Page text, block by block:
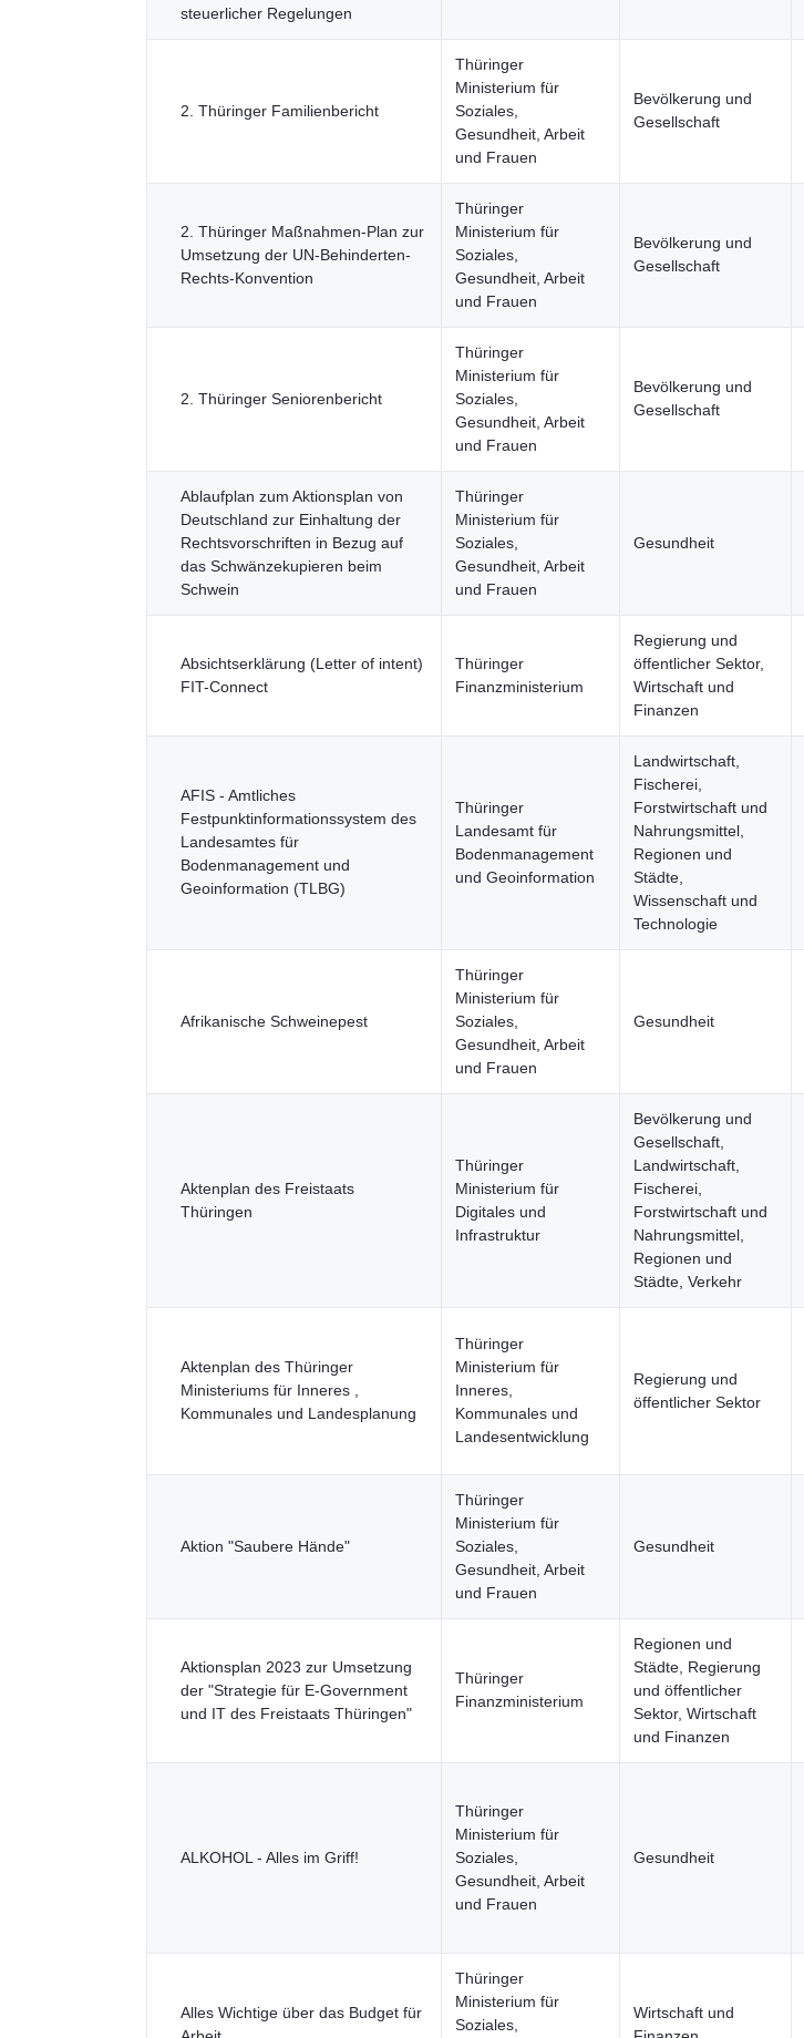
steuerlicher Regelungen
2. Thüringer Familienbericht
Thüringer
Ministerium für
Soziales,
Gesundheit, Arbeit
und Frauen
Bevölkerung und
Gesellschaft
2. Thüringer Maßnahmen-Plan zur
Umsetzung der UN-Behinderten-
Rechts-Konvention
Thüringer
Ministerium für
Soziales,
Gesundheit, Arbeit
und Frauen
Bevölkerung und
Gesellschaft
2. Thüringer Seniorenbericht
Thüringer
Ministerium für
Soziales,
Gesundheit, Arbeit
und Frauen
Bevölkerung und
Gesellschaft
Ablaufplan zum Aktionsplan von
Deutschland zur Einhaltung der
Rechtsvorschriften in Bezug auf
das Schwänzekupieren beim
Schwein
Thüringer
Ministerium für
Soziales,
Gesundheit, Arbeit
und Frauen
Gesundheit
Absichtserklärung (Letter of intent)
FIT-Connect
Thüringer
Finanzministerium
Regierung und
öffentlicher Sektor,
Wirtschaft und
Finanzen
AFIS - Amtliches
Festpunktinformationssystem des
Landesamtes für
Bodenmanagement und
Geoinformation (TLBG)
Thüringer
Landesamt für
Bodenmanagement
und Geoinformation
Landwirtschaft,
Fischerei,
Forstwirtschaft und
Nahrungsmittel,
Regionen und
Städte,
Wissenschaft und
Technologie
Afrikanische Schweinepest
Thüringer
Ministerium für
Soziales,
Gesundheit, Arbeit
und Frauen
Gesundheit
Aktenplan des Freistaats
Thüringen
Thüringer
Ministerium für
Digitales und
Infrastruktur
Bevölkerung und
Gesellschaft,
Landwirtschaft,
Fischerei,
Forstwirtschaft und
Nahrungsmittel,
Regionen und
Städte, Verkehr
Aktenplan des Thüringer
Ministeriums für Inneres ,
Kommunales und Landesplanung
Thüringer
Ministerium für
Inneres,
Kommunales und
Landesentwicklung
Regierung und
öffentlicher Sektor
Aktion "Saubere Hände"
Thüringer
Ministerium für
Soziales,
Gesundheit, Arbeit
und Frauen
Gesundheit
Aktionsplan 2023 zur Umsetzung
der "Strategie für E-Government
und IT des Freistaats Thüringen"
Thüringer
Finanzministerium
Regionen und
Städte, Regierung
und öffentlicher
Sektor, Wirtschaft
und Finanzen
ALKOHOL - Alles im Griff!
Thüringer
Ministerium für
Soziales,
Gesundheit, Arbeit
und Frauen
Gesundheit
Alles Wichtige über das Budget für
Thüringer
Ministerium für
Soziales,
Wirtschaft und